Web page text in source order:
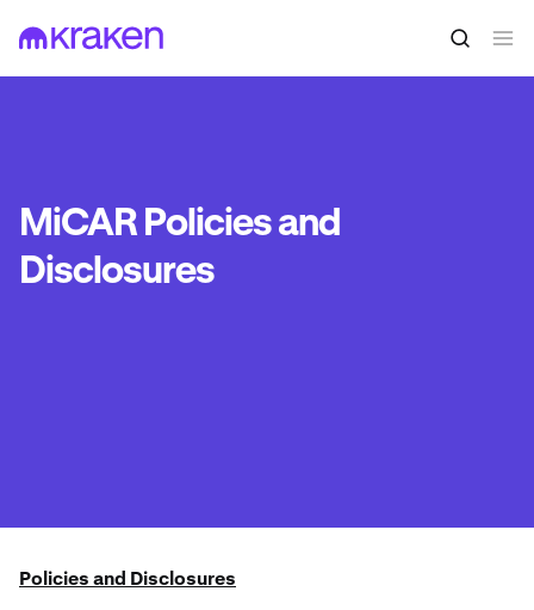
MiCAR Policies and
Disclosures
Policies and Disclosures